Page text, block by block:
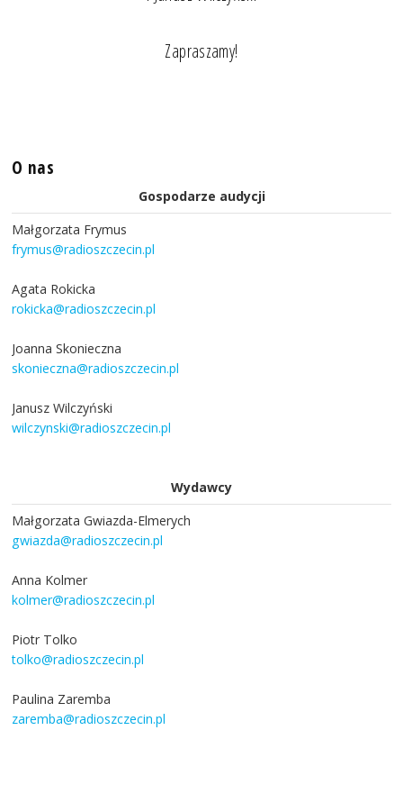
Zapraszamy!
O nas
Gospodarze audycji
Małgorzata Frymus
frymus@radioszczecin.pl
Agata Rokicka
rokicka@radioszczecin.pl
Joanna Skonieczna
skonieczna@radioszczecin.pl
Janusz Wilczyński
wilczynski@radioszczecin.pl
Wydawcy
Małgorzata Gwiazda-Elmerych
gwiazda@radioszczecin.pl
Anna Kolmer
kolmer@radioszczecin.pl
Piotr Tolko
tolko@radioszczecin.pl
Paulina Zaremba
zaremba@radioszczecin.pl